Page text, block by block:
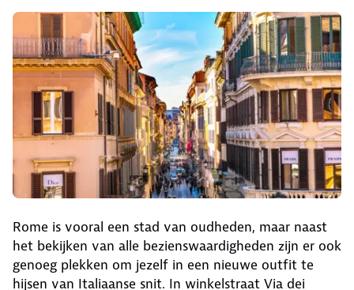
Rome is vooral een stad van oudheden, maar naast
het bekijken van alle bezienswaardigheden zijn er ook
genoeg plekken om jezelf in een nieuwe outfit te
hijsen van Italiaanse snit. In winkelstraat Via dei